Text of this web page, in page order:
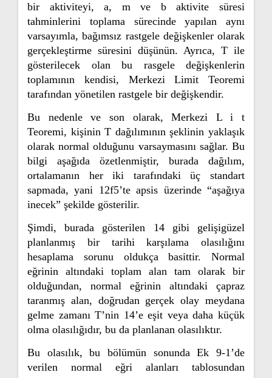
bir aktiviteyi, a, m ve b aktivite süresi
tahminlerini toplama sürecinde yapılan aynı
varsayımla, bağımsız rastgele değişkenler olarak
gerçekleştirme süresini düşünün. Ayrıca, T ile
gösterilecek olan bu rasgele değişkenlerin
toplamının kendisi, Merkezi Limit Teoremi
tarafından yönetilen rastgele bir değişkendir.
Bu nedenle ve son olarak, Merkezi L i t
Teoremi, kişinin T dağılımının şeklinin yaklaşık
olarak normal olduğunu varsaymasını sağlar. Bu
bilgi aşağıda özetlenmiştir, burada dağılım,
ortalamanın her iki tarafındaki üç standart
sapmada, yani 12f5’te apsis üzerinde “aşağıya
inecek” şekilde gösterilir.
Şimdi, burada gösterilen 14 gibi gelişigüzel
planlanmış bir tarihi karşılama olasılığını
hesaplama sorunu oldukça basittir. Normal
eğrinin altındaki toplam alan tam olarak bir
olduğundan, normal eğrinin altındaki çapraz
taranmış alan, doğrudan gerçek olay meydana
gelme zamanı T’nin 14’e eşit veya daha küçük
olma olasılığıdır, bu da planlanan olasılıktır.
Bu olasılık, bu bölümün sonunda Ek 9-1’de
verilen normal eğri alanları tablosundan